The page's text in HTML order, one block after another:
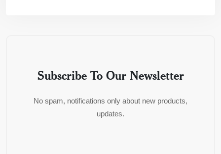
Subscribe To Our Newsletter
No spam, notifications only about new products,
updates.